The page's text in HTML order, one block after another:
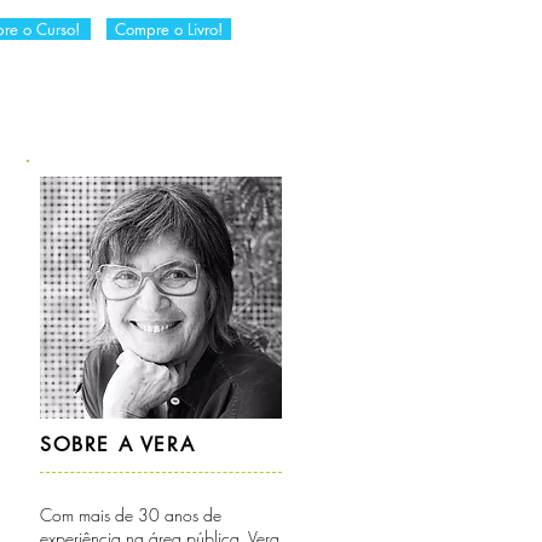
o Curso! Compre o Livro!
SOBRE A VERA
Com mais de 30 anos de